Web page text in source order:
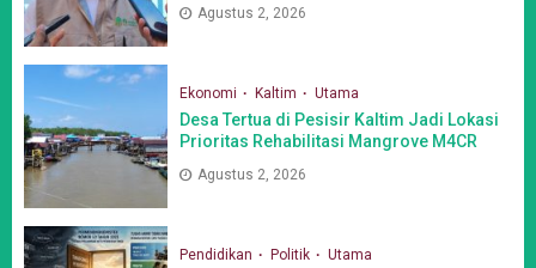
Agustus 2, 2026
Ekonomi Kaltim Utama
Desa Tertua di Pesisir Kaltim Jadi Lokasi
Prioritas Rehabilitasi Mangrove M4CR
Agustus 2, 2026
Pendidikan Politik Utama